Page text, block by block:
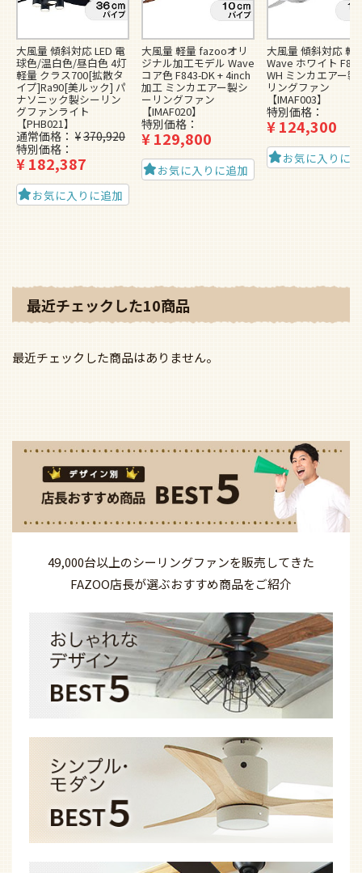
大風量 傾斜対応 LED 電
球色/温白色/昼白色 4灯
軽量 クラス700[拡散タ
イプ]Ra90[美ルック] パ
ナソニック製シーリン
グファンライト
【PHB021】
通常価格 ¥370,920
特別価格
¥182,387
お気に入りに追加
大風量 軽量 fazooオリ
ジナル加工モデル Wave
コア色 F843-DK + 4inch
加工 ミンカエアー製シ
ーリングファン
【IMAF020】
特別価格
¥129,800
お気に入りに追加
大風量 傾斜対応 軽
Wave ホワイト
WH ミンカエアー製
リングファン
【IMAF003】
特別価格
¥124,300
お気に入りに
最近チェックした10商品
最近チェックした商品はありません。
49,000台以上のシーリングファンを販売してきた
FAZOO店長が選ぶおすすめ商品をご紹介